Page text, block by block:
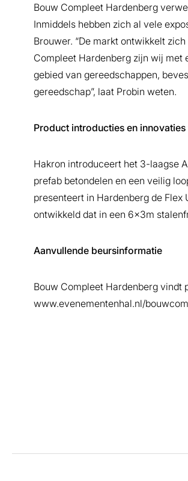
Bouw Compleet Hardenberg
Inmiddels hebben zich al vele
Brouwer. “De markt ontwikkelt
Compleet Hardenberg zijn wij met
gebied van gereedschappen,
gereedschap”, laat Probin weten.
Product introducties en
Hakron introduceert het 3-laagse
prefab betondelen en een veilig
presenteert in Hardenberg de
ontwikkeld dat in een 6x3m
Aanvullende beursinformatie
Bouw Compleet Hardenberg vindt
www.evenementenhal.nl/